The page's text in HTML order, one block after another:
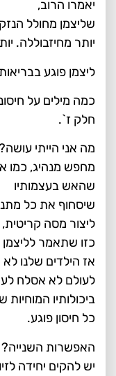
יאמרו הרוב,
שליצמן מחולל
יותר מחיזבוללה.
ליצמן פוגע
כמה מילים על
חלק ז`.
מה אני הייתי
מחפש מנהיג, כמו
שהאש בעצמותיו
שיסחוף את כל
ליצור מסה קריטית,
כזו שתאמר לליצמן
אז הילדים שלנו לא
לעולם לא אסלח
ביכולותיו המוחיות
כל חיסון פוגע.
האפשרות השנייה?
יש להקים יחידה